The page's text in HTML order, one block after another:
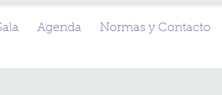
Agenda Normas y Contacto